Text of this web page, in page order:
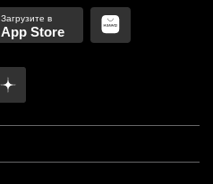
App Store